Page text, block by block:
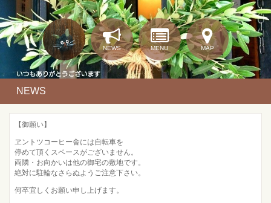
NEWS MENU MAP
NEWS
【御願い】
ヱントツコーヒー舎には自転車を
停めて頂くスペースがございません。
両隣・お向かいは他の御宅の敷地です。
絶対に駐輪なさらぬようご注意下さい。
何卒宜しくお願い申し上げます。